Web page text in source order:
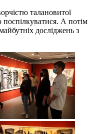
талановитої
А потім
досліджень з